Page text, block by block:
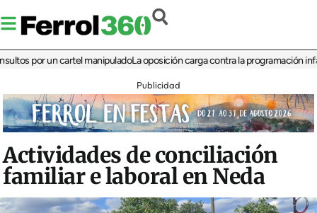
por un cartel manipuladoLa oposición carga contra la programación infantil
Publicidad
Actividades de conciliación
familiar e laboral en Neda